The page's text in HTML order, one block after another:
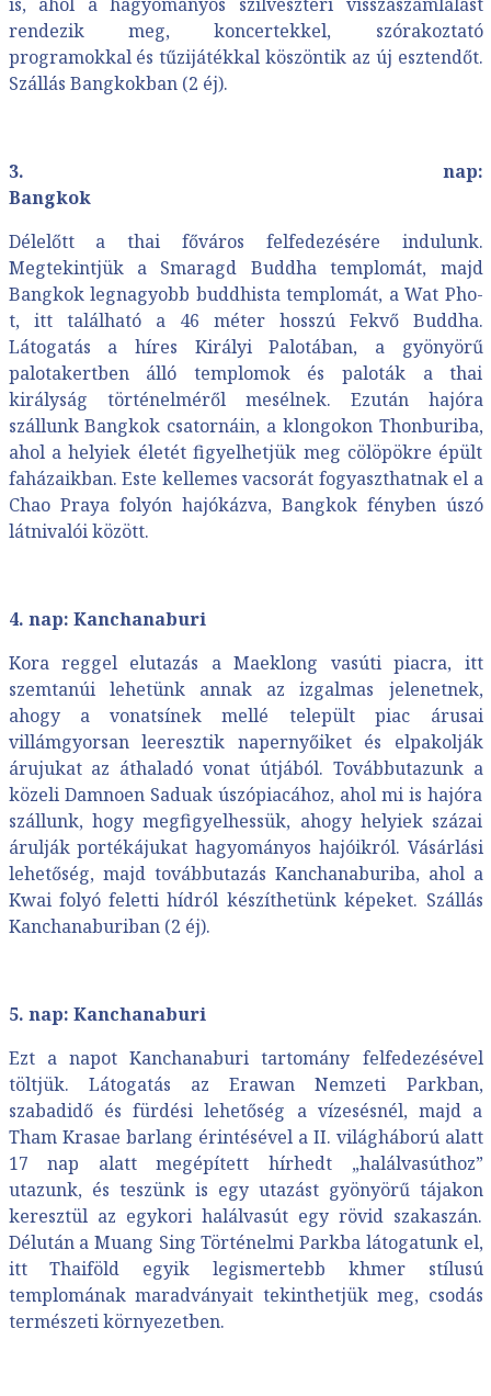
rendezik meg, koncertekkel, szórakoztató
programokkal és tűzijátékkal köszöntik az új esztendőt.
Szállás Bangkokban (2 éj).
3. nap:
Délelőtt a thai főváros felfedezésére indulunk.
Megtekintjük a Smaragd Buddha templomát, majd
Bangkok legnagyobb buddhista templomát, a Wat Pho-
t, itt található a 46 méter hosszú Fekvő Buddha.
Látogatás a híres Királyi Palotában, a gyönyörű
palotakertben álló templomok és paloták a thai
királyság történelméről mesélnek. Ezután hajóra
szállunk Bangkok csatornáin, a klongokon Thonburiba,
ahol a helyiek életét figyelhetjük meg cölöpökre épült
faházaikban. Este kellemes vacsorát fogyaszthatnak el a
Chao Praya folyón hajókázva, Bangkok fényben úszó
látnivalói között.
4. nap: Kanchanaburi
Kora reggel elutazás a Maeklong vasúti piacra, itt
szemtanúi lehetünk annak az izgalmas jelenetnek,
ahogy a vonatsínek mellé települt piac árusai
villámgyorsan leeresztik napernyőiket és elpakolják
árujukat az áthaladó vonat útjából. Továbbutazunk a
közeli Damnoen Saduak úszópiacához, ahol mi is hajóra
szállunk, hogy megfigyelhessük, ahogy helyiek százai
árulják portékájukat hagyományos hajóikról. Vásárlási
lehetőség, majd továbbutazás Kanchanaburiba, ahol a
Kwai folyó feletti hídról készíthetünk képeket. Szállás
Kanchanaburiban (2 éj).
5. nap: Kanchanaburi
Ezt a napot Kanchanaburi tartomány felfedezésével
töltjük. Látogatás az Erawan Nemzeti Parkban,
szabadidő és fürdési lehetőség a vízesésnél, majd a
Tham Krasae barlang érintésével a II. világháború alatt
17 nap alatt megépített hírhedt „halálvasúthoz”
utazunk, és teszünk is egy utazást gyönyörű tájakon
keresztül az egykori halálvasút egy rövid szakaszán.
Délután a Muang Sing Történelmi Parkba látogatunk el,
itt Thaiföld egyik legismertebb khmer stílusú
templomának maradványait tekinthetjük meg, csodás
természeti környezetben.